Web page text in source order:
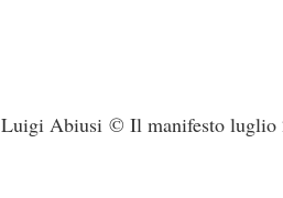
Luigi Abiusi © Il manifesto luglio